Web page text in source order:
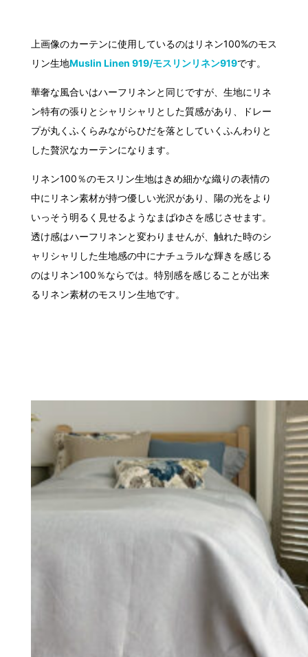
上画像のカーテンに使用しているのはリネン100%のモス
リン生地Muslin Linen 919/モスリンリネン919です。
華奢な風合いはハーフリネンと同じですが、生地にリネ
ン特有の張りとシャリシャリとした質感があり、ドレー
プが丸くふくらみながらひだを落としていくふんわりと
した贅沢なカーテンになります。
リネン100％のモスリン生地はきめ細かな織りの表情の
中にリネン素材が持つ優しい光沢があり、陽の光をより
いっそう明るく見せるようなまばゆさを感じさせます。
透け感はハーフリネンと変わりませんが、触れた時のシ
ャリシャリした生地感の中にナチュラルな輝きを感じる
のはリネン100％ならでは。特別感を感じることが出来
るリネン素材のモスリン生地です。